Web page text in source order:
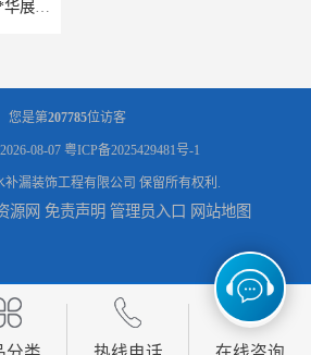
东莞厚街厂房防水补漏-楼面-铁皮房-卫生间-外墙漏水维修 东莞厚街专业厂房防水补漏选华展防水，质量好不复漏，省钱省力更省心
您是第207785位访客
08-07 粤ICP备2025429481号-1
补漏装饰工程有限公司 保留所有权利.
源网 免责声明 管理员入口 网站地图